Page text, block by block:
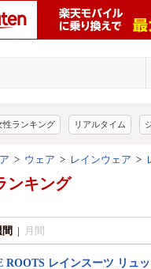
性ランキング リアルタイム
> ウェア > レインウェア >
ンキング
| 月間
ROOTS レインスーツ リュ